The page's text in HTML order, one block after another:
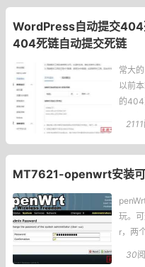
WordPress自动提交404
404死链自动提交死链
常大
以前
的404
格一
04页
无效
是死
1）
2111
MT7621-openwrt安装
玩。
r，两
点。
硬件
30